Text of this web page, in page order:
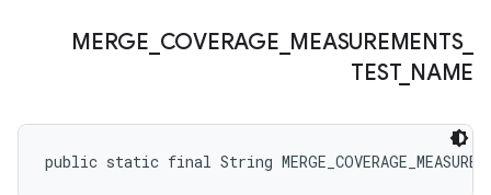
MERGE COVERAGE MEASUREMENTS_
TEST_ NAME
public static final String